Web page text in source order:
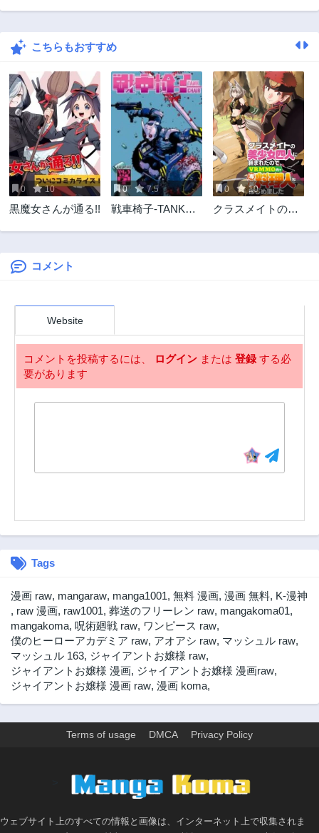
第164話 第163話
第162話
第161話
2ヶ月前
第160.5話
2ヶ月前
第160話
2ヶ月前
第159話
2ヶ月前
第158話
2ヶ月前
第157話
2ヶ月前
第156話
2ヶ月前
第155話
2ヶ月前
第154話 第153話
第152話
第150.5話
2ヶ月前
第149話
2ヶ月前
第148話
2ヶ月前
第147話
2ヶ月前 2ヶ月前
第139話
第137話
2ヶ月前
第136話
2ヶ月前
第135話
2ヶ月前
第134話
2ヶ月前
第133話
2ヶ月前
第132話
2ヶ月前
2ヶ月前
第126話
第125話 第124話
こちらもおすすめ
0 10
黒魔女さんが通る!!
0 7.5
戦車椅子-TANK
0 10
クラスメイトの美
内で専属料理人を
コメント
Website
コメントを投稿するには、 ログイン または 登録する必
要があります
Tags
漫画 raw, mangaraw, manga1001, 無料 漫画, 漫画 無料, K-漫神
, raw 漫画, raw1001, 葬送のフリーレン raw, mangakoma01,
mangakoma, 呪術廻戦 raw, ワンピース raw,
僕のヒーローアカデミア raw, アオアシ raw, マッシュル raw,
マッシュル 163, ジャイアントお嬢様 raw,
ジャイアントお嬢様 漫画, ジャイアントお嬢様 漫画raw,
ジャイアントお嬢様 漫画 raw, 漫画 koma,
Terms of usage DMCA Privacy Policy
ウェブサイト上のすべての情報と画像は、インターネット上で収集されま